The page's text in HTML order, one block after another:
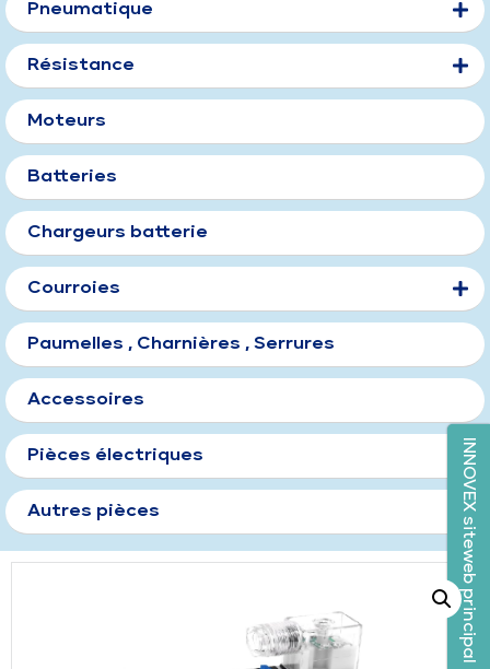
Pneumatique
Résistance
Moteurs
Batteries
Chargeurs batterie
Courroies
Paumelles , Charnières , Serrures
Accessoires
Pièces électriques
Autres pièces INNOVEX siteweb principal